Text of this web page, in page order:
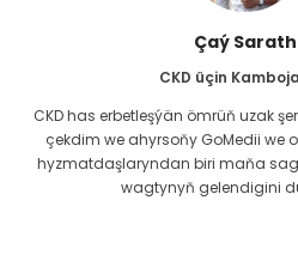
Çaý Sarath
CKD üçin
CKD has erbetleşýän ömrüň uzak
çekdim we ahyrsoňy GoMedii we
hyzmatdaşlaryndan biri maňa
wagtynyň gelendigini